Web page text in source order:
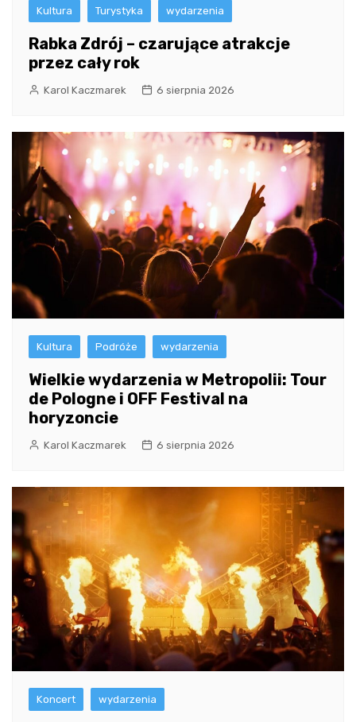
Kultura Turystyka wydarzenia
Rabka Zdrój – czarujące atrakcje
przez cały rok
Karol Kaczmarek 6 sierpnia 2026
Kultura Podróże wydarzenia
Wielkie wydarzenia w Metropolii: Tour
de Pologne i OFF Festival na
horyzoncie
Karol Kaczmarek 6 sierpnia 2026
Koncert wydarzenia